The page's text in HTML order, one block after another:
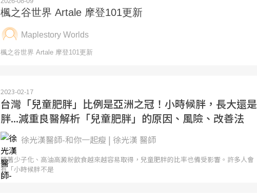
2023-02-17
台灣「兒童肥胖」比例是亞洲之冠！小時候胖，長大還是
胖...減重良醫解析「兒童肥胖」的原因、風險、改善法
徐光漢醫師-和你一起瘦 | 徐光漢 醫師
隨著少子化、高油高澱粉飲食越來越容易取得，兒童肥胖的比率也備受影響。許多人會
有「小時候胖不是